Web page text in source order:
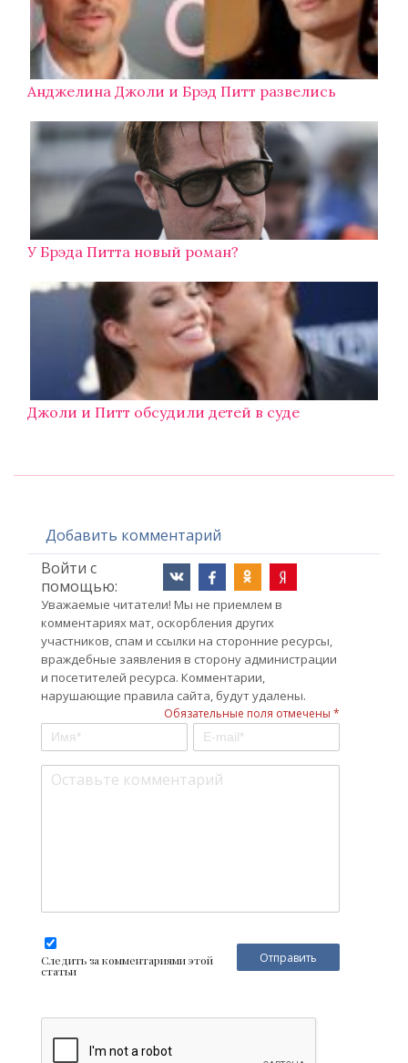
Анджелина Джоли и Брэд Питт развелись
У Брэда Питта новый роман?
Джоли и Питт обсудили детей в суде
Добавить комментарий
Войти с
помощью:
Уважаемые читатели! Мы не приемлем в
комментариях мат, оскорбления других
участников, спам и ссылки на сторонние ресурсы,
враждебные заявления в сторону администрации
и посетителей ресурса. Комментарии,
нарушающие правила сайта, будут удалены.
Обязательные поля отмечены *
Следить за комментариями этой
статьи